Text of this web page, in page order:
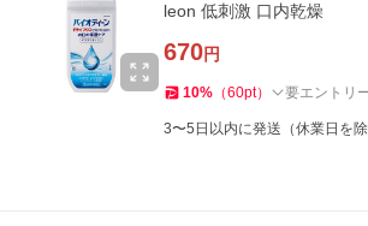
leon 低刺激 口内乾燥
670円
10% （60pt） 要エントリ
3〜5日以内に発送（休業日を除